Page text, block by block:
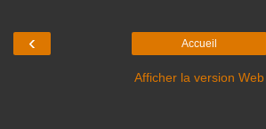
‹ Accueil
Afficher la version Web